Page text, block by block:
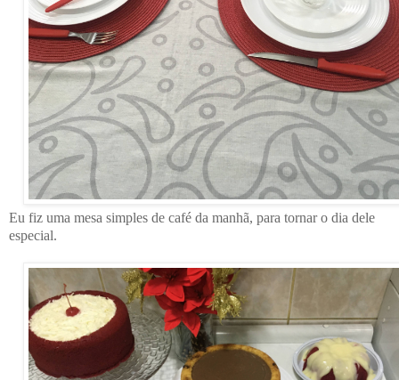
Eu fiz uma mesa simples de café da manhã, para tornar o dia dele
especial.